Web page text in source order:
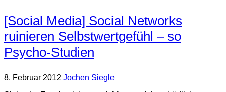
[Social Media] Social Networks
ruinieren Selbstwertgefühl – so
Psycho-Studien
8. Februar 2012 Jochen Siegle